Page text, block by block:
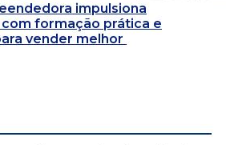
impulsiona
formação prática e
vender melhor